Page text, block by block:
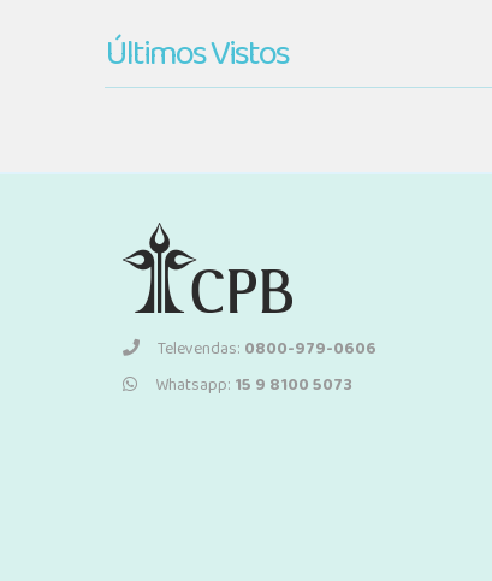
Últimos Vistos
Televendas: 0800-979-0606
Whatsapp: 15 9 8100 5073